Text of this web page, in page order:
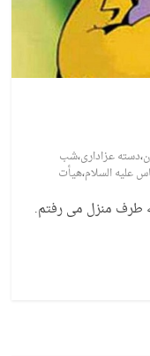
،دسته عزاداری،شب
علیه السلام،هیأت
بعد از هیأت حدود ساعت 30/12 به طرف منزل می رفتم.